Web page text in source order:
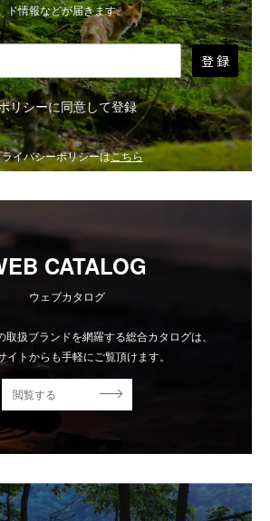
ド情報などが届きます。
登 録
リシーに同意して登録
イバシーポリシーはこちら
CATALOG
ウェブカタログ
扱ブランドを網羅する総合カタログは、
イトからも手軽にご覧頂けます。
閲覧する